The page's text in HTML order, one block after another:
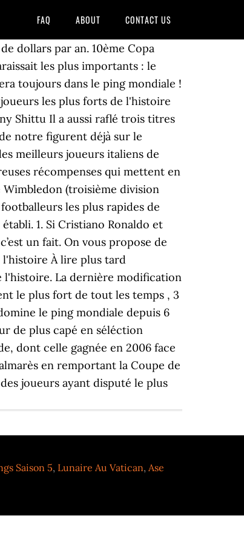
FAQ ABOUT CONTACT US
dollars par an. 10ème Copa
les plus importants : le
toujours dans le ping mondiale !
les plus forts de l'histoire
Shittu Il a aussi raflé trois titres
notre figurent déjà sur le
meilleurs joueurs italiens de
récompenses qui mettent en
Wimbledon (troisième division
les plus rapides de
1. Si Cristiano Ronaldo et
un fait. On vous propose de
l'histoire À lire plus tard
l'histoire. La dernière modification
le plus fort de tout les temps , 3
le ping mondiale depuis 6
de plus capé en séléction
dont celle gagnée en 2006 face
en remportant la Coupe de
joueurs ayant disputé le plus
Saison 5, Lunaire Au Vatican, Ase